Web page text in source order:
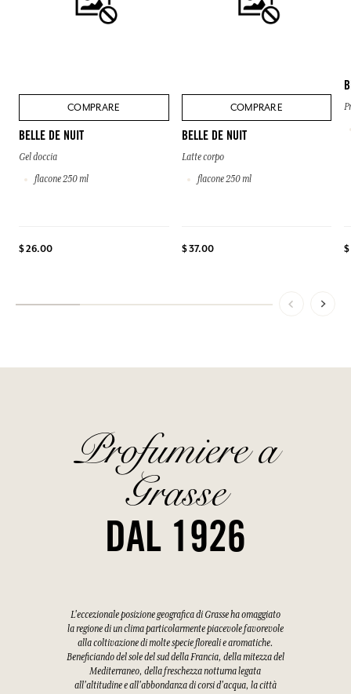
COMPRARE
BELLE DE NUIT
Gel doccia
flacone 250 ml
$ 26.00
COMPRARE
BELLE DE NUIT
Latte corpo
flacone 250 ml
$ 37.00
Profumiere a
Grasse
DAL 1926
L'eccezionale posizione geografica di Grasse ha omaggiato
la regione di un clima particolarmente piacevole favorevole
alla coltivazione di molte specie floreali e aromatiche.
Beneficiando del sole del sud della Francia, della mitezza del
Mediterraneo, della freschezza notturna legata
all'altitudine e all'abbondanza di corsi d'acqua, la città